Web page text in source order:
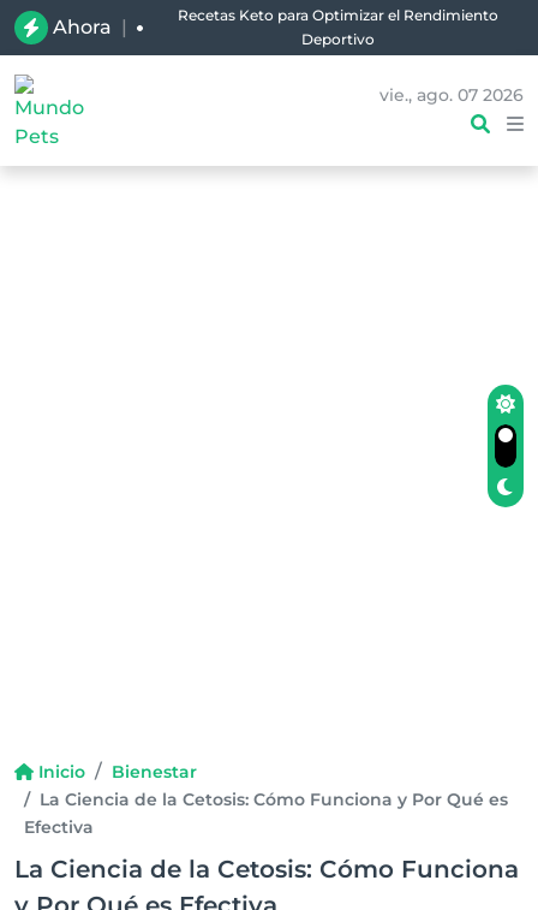
Ahora |
Recetas Keto para Optimizar el Rendimiento
Deportivo
vie., ago. 07 2026
Inicio
Bienestar
La Ciencia de la Cetosis: Cómo Funciona y Por Qué es
Efectiva
La Ciencia de la Cetosis: Cómo Funciona